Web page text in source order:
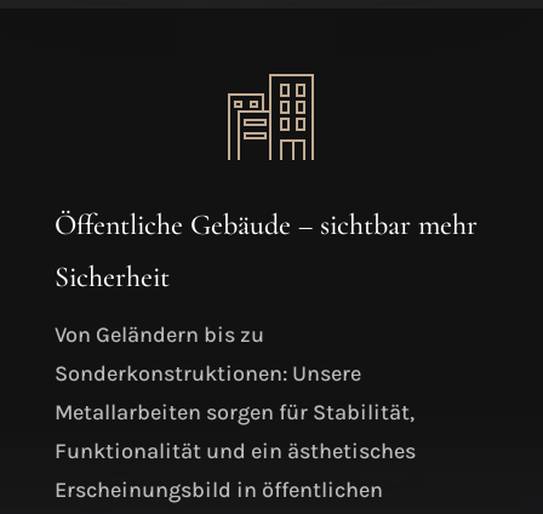
Öffentliche Gebäude – sichtbar mehr
Sicherheit
Von Geländern bis zu
Sonderkonstruktionen: Unsere
Metallarbeiten sorgen für Stabilität,
Funktionalität und ein ästhetisches
Erscheinungsbild in öffentlichen